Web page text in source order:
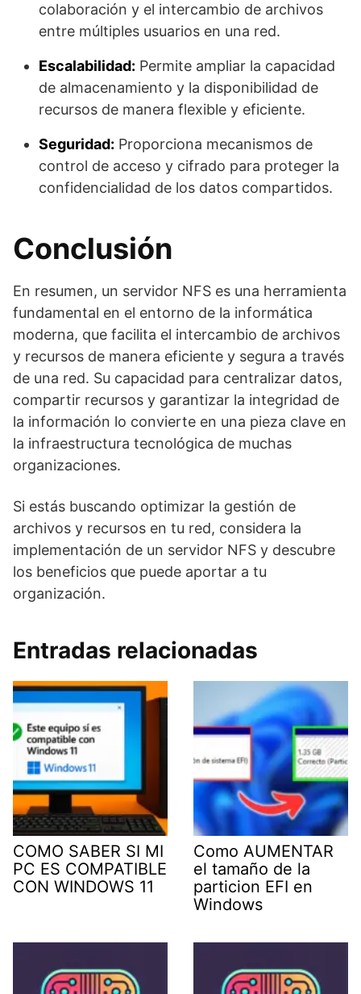
colaboración y el intercambio de archivos
entre múltiples usuarios en una red.
Escalabilidad: Permite ampliar la capacidad
de almacenamiento y la disponibilidad de
recursos de manera flexible y eficiente.
Seguridad: Proporciona mecanismos de
control de acceso y cifrado para proteger la
confidencialidad de los datos compartidos.
Conclusión
En resumen, un servidor NFS es una herramienta
fundamental en el entorno de la informática
moderna, que facilita el intercambio de archivos
y recursos de manera eficiente y segura a través
de una red. Su capacidad para centralizar datos,
compartir recursos y garantizar la integridad de
la información lo convierte en una pieza clave en
la infraestructura tecnológica de muchas
organizaciones.
Si estás buscando optimizar la gestión de
archivos y recursos en tu red, considera la
implementación de un servidor NFS y descubre
los beneficios que puede aportar a tu
organización.
Entradas relacionadas
COMO SABER SI MI
PC ES COMPATIBLE
CON WINDOWS 11
Como AUMENTAR
el tamaño de la
particion EFI en
Windows